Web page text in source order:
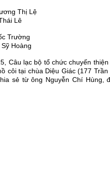
Thị Lệ
Lê
Trường
Hoàng
Câu lạc bộ tổ chức chuyến thiện
côi tại chùa Diệu Giác (177 Trần
sẻ từ ông Nguyễn Chí Hùng,